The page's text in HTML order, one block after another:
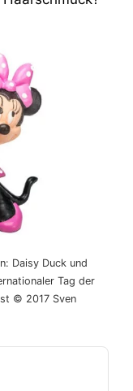
Daisy Duck und
Tag der
© 2017 Sven